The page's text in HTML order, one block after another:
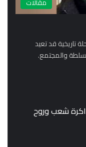
مقالات
تاريخية قد تعيد
والمجتمع.
شعب وروح